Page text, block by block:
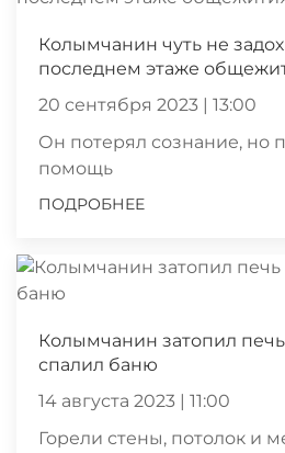
Колымчанин чуть не
последнем этаже
20 сентября 2023 | 13:00
Он потерял сознание, но
помощь
ПОДРОБНЕЕ
Колымчанин затопил
спалил баню
14 августа 2023 | 11:00
Горели стены, потолок и